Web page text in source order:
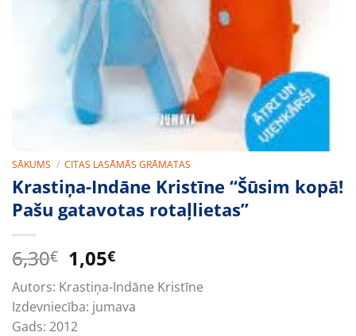
SĀKUMS / CITAS LASĀMĀS GRĀMATAS
Krastiņa-Indāne Kristīne “Šūsim kopā!
Pašu gatavotas rotaļlietas”
6,30€ Original
price
was:
6,30€.
1,05€Current
price
is:
1,05€.
Autors: Krastiņa-Indāne Kristīne
Izdevniecība: jumava
Gads: 2012